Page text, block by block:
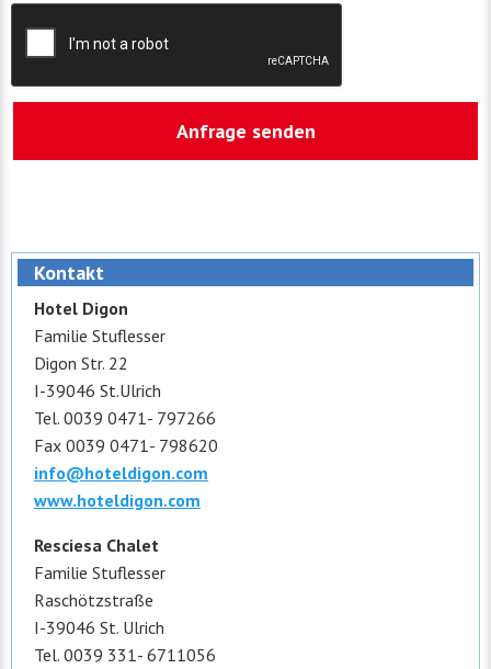
Kontakt
Hotel Digon
Familie Stuflesser
Digon Str. 22
I-39046 St.Ulrich
Tel. 0039 0471- 797266
Fax 0039 0471- 798620
info@hoteldigon.com
www.hoteldigon.com
Resciesa Chalet
Familie Stuflesser
Raschötzstraße
I-39046 St. Ulrich
Tel. 0039 331- 6711056